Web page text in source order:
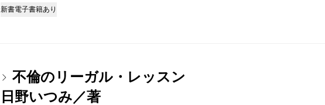
新書電子書籍あり
不倫のリーガル・レッスン
日野いつみ／著